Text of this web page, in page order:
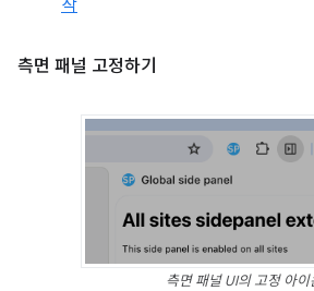
작
측면 패널 고정하기
측면 패널 UI의 고정 아이